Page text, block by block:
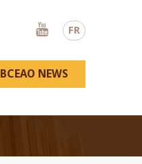
FR
Youtube
BCEAO NEWS